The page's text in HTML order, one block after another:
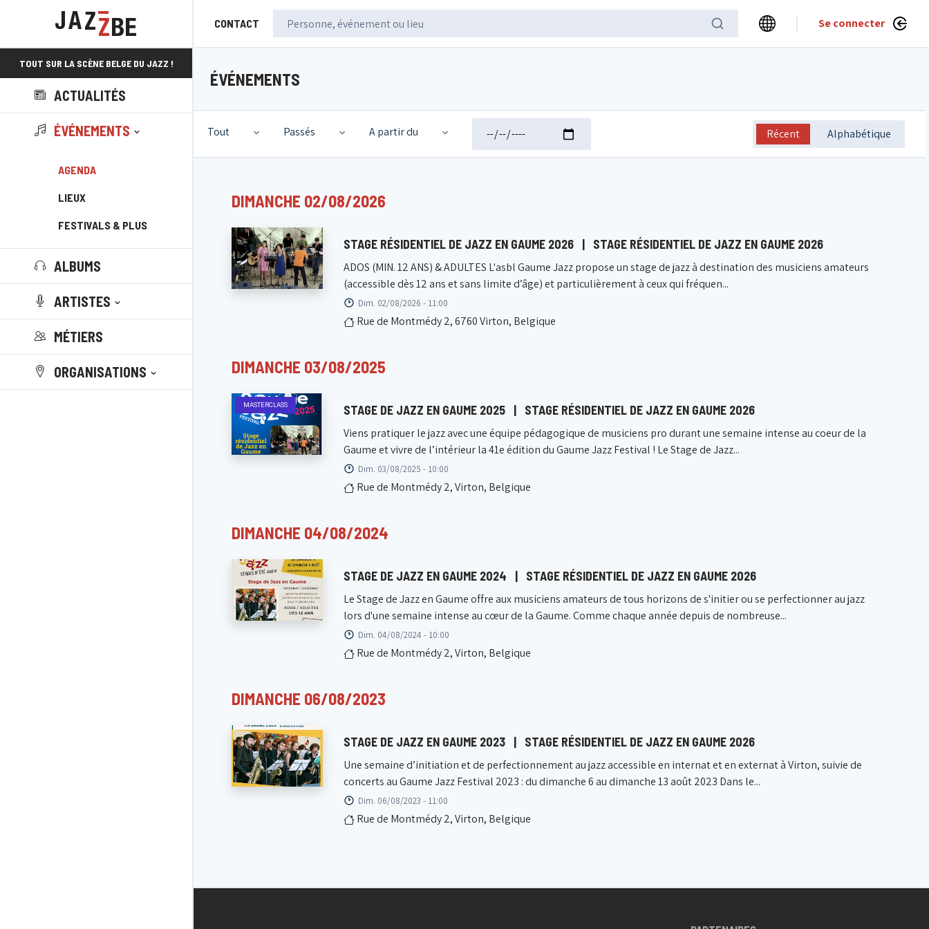
CONTACT Se connecter
TOUT SUR LA SCÈNE BELGE DU JAZZ !
ACTUALITÉS
ÉVÉNEMENTS
AGENDA
LIEUX
FESTIVALS & PLUS
ALBUMS
ARTISTES
MÉTIERS
ORGANISATIONS
ÉVÉNEMENTS
Tout Passés A partir du Récent Alphabétique
DIMANCHE 02/08/2026
STAGE RÉSIDENTIEL DE JAZZ EN GAUME 2026 | STAGE RÉSIDENTIEL DE JAZZ EN GAUME 2026
ADOS (MIN. 12 ANS) & ADULTES L'asbl Gaume Jazz propose un stage de jazz à destination des musiciens amateurs
(accessible dès 12 ans et sans limite d’âge) et particulièrement à ceux qui fréquen...
Dim. 02/08/2026 - 11:00
Rue de Montmédy 2, 6760 Virton, Belgique
DIMANCHE 03/08/2025
MASTERCLASS STAGE DE JAZZ EN GAUME 2025 | STAGE RÉSIDENTIEL DE JAZZ EN GAUME 2026
Viens pratiquer le jazz avec une équipe pédagogique de musiciens pro durant une semaine intense au coeur de la
Gaume et vivre de l’intérieur la 41e édition du Gaume Jazz Festival ! Le Stage de Jazz...
Dim. 03/08/2025 - 10:00
Rue de Montmédy 2, Virton, Belgique
DIMANCHE 04/08/2024
STAGE DE JAZZ EN GAUME 2024 | STAGE RÉSIDENTIEL DE JAZZ EN GAUME 2026
Le Stage de Jazz en Gaume offre aux musiciens amateurs de tous horizons de s'initier ou se perfectionner au jazz
lors d'une semaine intense au cœur de la Gaume. Comme chaque année depuis de nombreuse...
Dim. 04/08/2024 - 10:00
Rue de Montmédy 2, Virton, Belgique
DIMANCHE 06/08/2023
STAGE DE JAZZ EN GAUME 2023 | STAGE RÉSIDENTIEL DE JAZZ EN GAUME 2026
Une semaine d’initiation et de perfectionnement au jazz accessible en internat et en externat à Virton, suivie de
concerts au Gaume Jazz Festival 2023 : du dimanche 6 au dimanche 13 août 2023 Dans le...
Dim. 06/08/2023 - 11:00
Rue de Montmédy 2, Virton, Belgique